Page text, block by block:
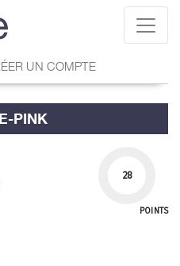
UN COMPTE
PINK
28
POINTS